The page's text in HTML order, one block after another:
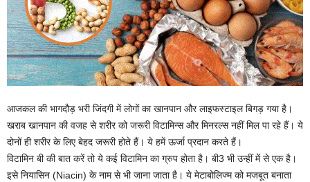
आजकल की भागदौड़ भरी जिंदगी में लोगों का खानपान और लाइफस्टाइल बिगड़ गया है।
खराब खानपान की वजह से शरीर को जरूरी विटामिन्स और मिनरल्स नहीं मिल पा रहे हैं। ये
दोनों ही शरीर के लिए बेहद जरूरी होते हैं। ये हमें ऊर्जा प्रदान करते हैं।
विटामिन बी की बात करें तो ये कई विटामिन का ग्रुप होता है। बी3 भी उन्हीं में से एक है।
इसे नियासि‍न (Niacin) के नाम से भी जाना जाता है। ये मेटाबोलिज्म को मजबूत बनाता